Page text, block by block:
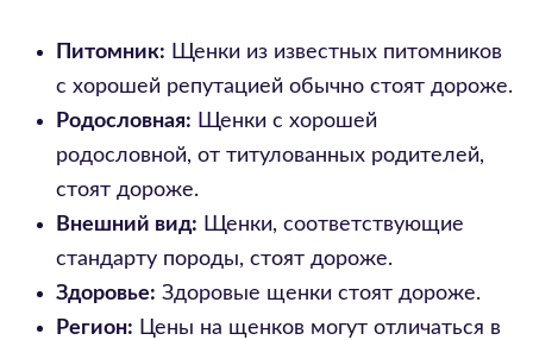
Питомник: Щенки из известных питомников
с хорошей репутацией обычно стоят дороже.
Родословная: Щенки с хорошей
родословной, от титулованных родителей,
стоят дороже.
Внешний вид: Щенки, соответствующие
стандарту породы, стоят дороже.
Здоровье: Здоровые щенки стоят дороже.
Регион: Цены на щенков могут отличаться в